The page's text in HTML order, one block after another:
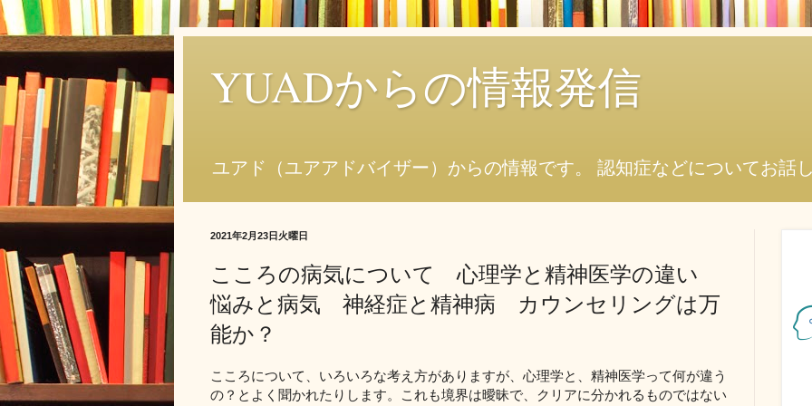
YUADからの情報発信
ユアド（ユアアドバイザー）からの情報です。 認知症などについてお話
2021年2月23日火曜日
こころの病気について 心理学と精神医学の違い
悩みと病気 神経症と精神病 カウンセリングは万
能か？
こころについて、いろいろな考え方がありますが、心理学と、精神医学って何が違う
の？とよく聞かれたりします。これも境界は曖昧で、クリアに分かれるものではない